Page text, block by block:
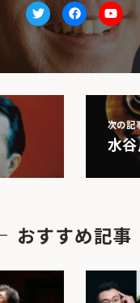
Twitterfacebook
次の
水
おすすめ記事